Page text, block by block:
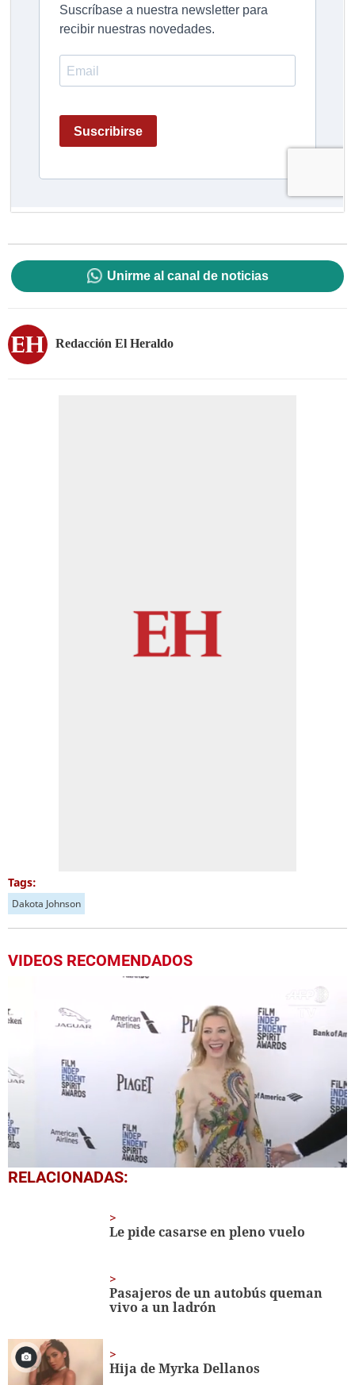
Unirme al canal de noticias
Redacción El Heraldo
Tags:
Dakota Johnson
VIDEOS RECOMENDADOS
0
seconds
RELACIONADAS:
Le pide casarse en pleno vuelo
Pasajeros de un autobús queman
vivo a un ladrón
Hija de Myrka Dellanos